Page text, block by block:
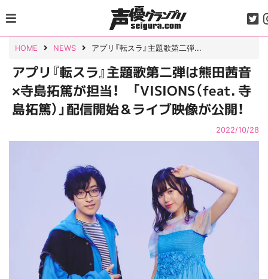
to
content
HOME NEWS アプリ『転スラ』主題歌第二弾...
アプリ『転スラ』主題歌第二弾は熊田茜音
×寺島拓篤が担当！ 「VISIONS（feat. 寺
島拓篤）」配信開始＆ライブ映像が公開！
2022/10/28